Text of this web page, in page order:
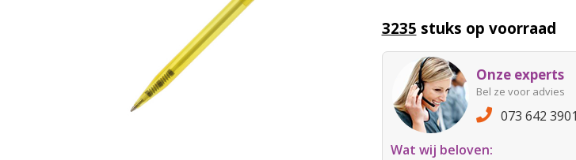
3235 stuks op voorraad
Onze experts
Bel ze voor advies
073 642 3901
Wat wij beloven: